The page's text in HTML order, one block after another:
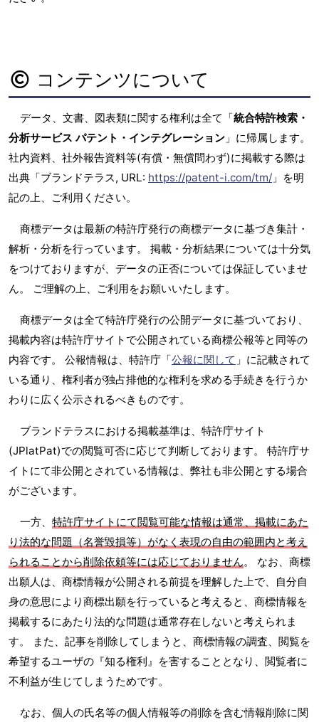
コンテンツについて
データ、文書、図表類に関する権利は全て「統合特許検索・
分析サービス パテント・インテグレーション 」に帰属します。
社内資料、社外報告資料等(有償・無償問わず)に掲載する際は
出典「ブランドテラス, URL: https://patent-i.com/tm/ 」を明
記の上、ご利用ください。
商標データは最新の特許庁発行の商標データに基づき集計・
解析・分析を行っています。 掲載・分析結果については十分気
をつけておりますが、データの正否については保証していませ
ん。 ご理解の上、ご利用をお願いいたします。
商標データは全て特許庁発行の公開データに基づいており、
掲載内容は特許庁サイトで公開されている商標公報等と同等の
内容です。 公報情報は、特許庁「公報に関して 」に記載されて
いる通り、権利者が独占排他的な権利を求める手続きを行うか
わりに広く公示されるべきものです。
ブランドテラスにおける掲載基準は、特許庁サイト
(JPlatPat)での閲覧可否に応じて判断しております。 特許庁サ
イトにて非公開とされている情報は、弊社も非公開とする場合
がございます。
一方、 特許庁サイトにて閲覧可能な情報は通常、掲載にあた
り法的な問題（名誉毀損等）がなく表現の自由の範囲内と考え
られることから削除依頼等には応じておりません。 なお、商標
出願人は、商標情報が公開される前提を理解した上で、自分自
身の意思により商標出願を行っていると考えると、商標情報を
掲載するにあたり法的な問題は通常存在しないと考えられま
す。 また、記事を削除してしまうと、商標情報の調査、閲覧を
希望するユーザの『知る権利』を害することとなり、閲覧者に
不利益が生じてしまうためです。
なお、個人の氏名等の個人情報等の削除を含む情報削除に関